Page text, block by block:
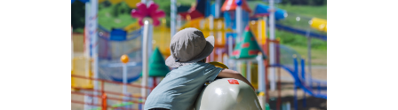
【子連れ旅行】飛騨高山で子どもと思い
っきり遊ぼう！雨でも晴れでもOK 屋
内・屋外スポットまとめ